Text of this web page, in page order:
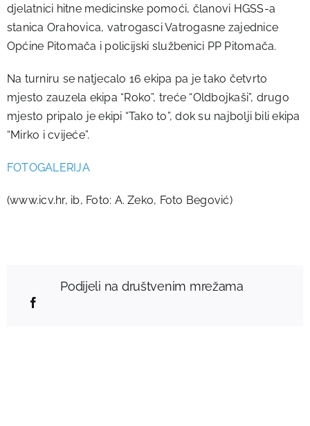
djelatnici hitne medicinske pomoći, članovi HGSS-a
stanica Orahovica, vatrogasci Vatrogasne zajednice
Općine Pitomača i policijski službenici PP Pitomača.
Na turniru se natjecalo 16 ekipa pa je tako četvrto
mjesto zauzela ekipa “Roko”, treće “Oldbojkaši”, drugo
mjesto pripalo je ekipi “Tako to”, dok su najbolji bili ekipa
“Mirko i cvijeće”.
FOTOGALERIJA
(www.icv.hr, ib, Foto: A. Zeko, Foto Begović)
Podijeli na društvenim mrežama